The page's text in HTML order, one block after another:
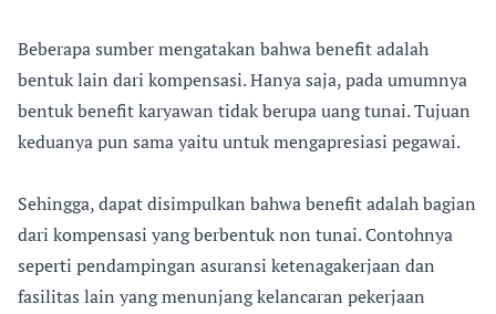
Beberapa sumber mengatakan bahwa benefit adalah
bentuk lain dari kompensasi. Hanya saja, pada umumnya
bentuk benefit karyawan tidak berupa uang tunai. Tujuan
keduanya pun sama yaitu untuk mengapresiasi pegawai.
Sehingga, dapat disimpulkan bahwa benefit adalah bagian
dari kompensasi yang berbentuk non tunai. Contohnya
seperti pendampingan asuransi ketenagakerjaan dan
fasilitas lain yang menunjang kelancaran pekerjaan